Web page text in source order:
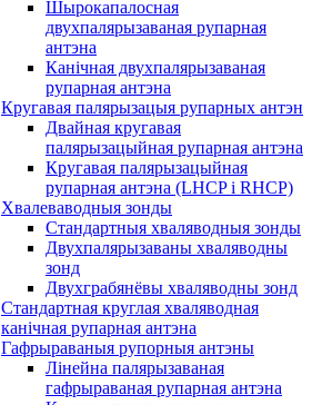
Шырокапалосная
двухпалярызаваная рупарная
антэна
Канічная двухпалярызаваная
рупарная антэна
Кругавая палярызацыя рупарных антэн
Двайная кругавая
палярызацыйная рупарная антэна
Кругавая палярызацыйная
рупарная антэна (LHCP і RHCP)
Хвалеваводныя зонды
Стандартныя хваляводныя зонды
Двухпалярызаваны хваляводны
зонд
Двухграбянёвы хваляводны зонд
Стандартная круглая хваляводная
канічная рупарная антэна
Гафрыраваныя рупорныя антэны
Лінейна палярызаваная
гафрыраваная рупарная антэна